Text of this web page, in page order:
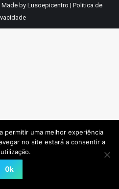
Made by Lusoepicentro | Politica de
permitir uma melhor experiência
no site estará a consentir a
Ok